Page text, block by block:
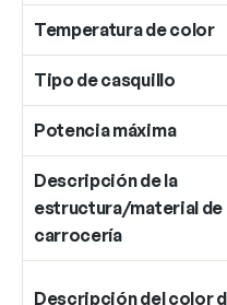
Temperatura de color
Tipo de casquillo
Potencia máxima
Descripción de la
estructura/material de
carrocería
Descripción del color